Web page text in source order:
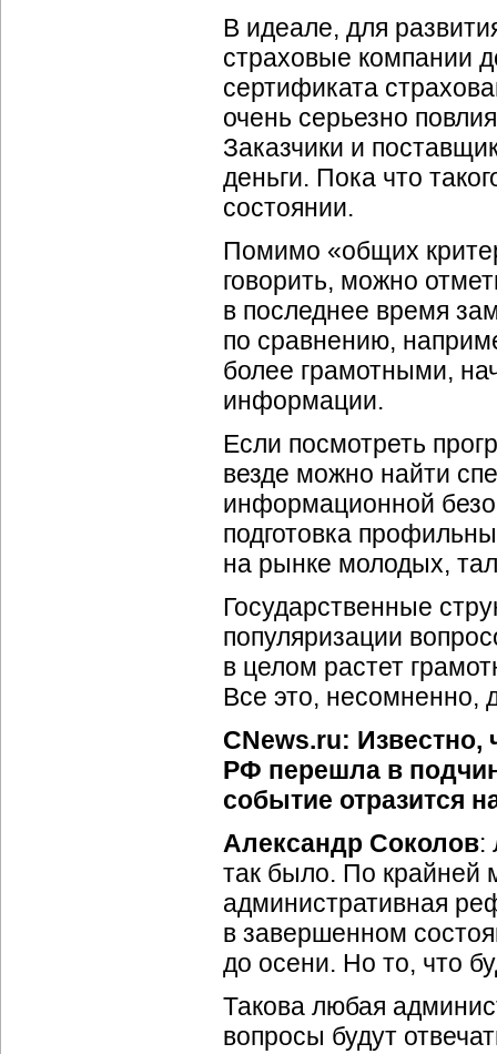
В идеале, для
страховые компании
сертификата
очень серьезно
Заказчики и
деньги. Пока что
состоянии.
Помимо «общих
говорить, можно
в последнее время
по сравнению,
более грамотными,
информации.
Если посмотреть
везде можно найти
информационной
подготовка
на рынке молодых,
Государственные
популяризации
в целом растет
Все это, несомненно,
CNews.ru: Известно,
РФ перешла в
событие отразится
Александр Соколов:
так было. По крайней
административная
в завершенном
до осени. Но то, что
Такова любая
вопросы будут